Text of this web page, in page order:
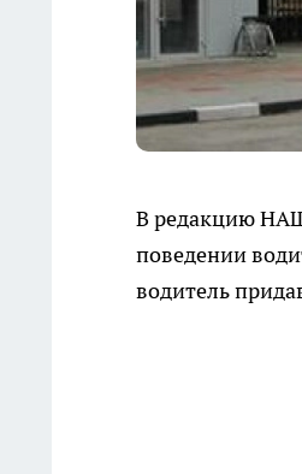
В редакцию
поведении
водитель